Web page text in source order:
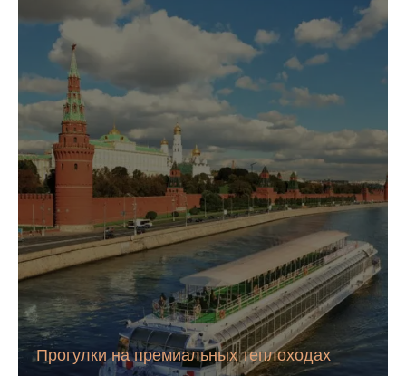
Прогулки на премиальных теплоходах